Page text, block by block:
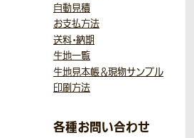
自動見積
お支払方法
送料・納期
生地一覧
生地見本帳＆現物サンプル
印刷方法
各種お問い合わせ